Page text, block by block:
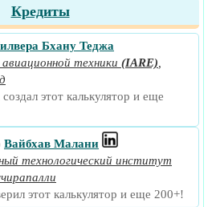
Кредиты
Бхану Теджа
техники (IARE)
этот калькулятор и еще
Вайбхав Малани
технологический институт
этот калькулятор и еще 200+!